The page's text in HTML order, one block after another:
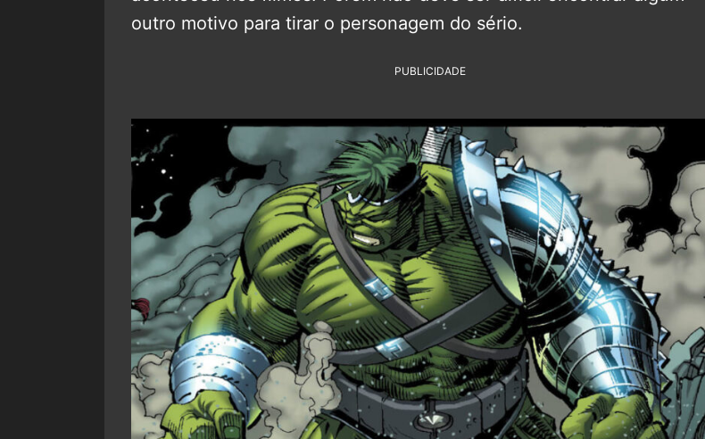
outro motivo para tirar o personagem do sério.
PUBLICIDADE